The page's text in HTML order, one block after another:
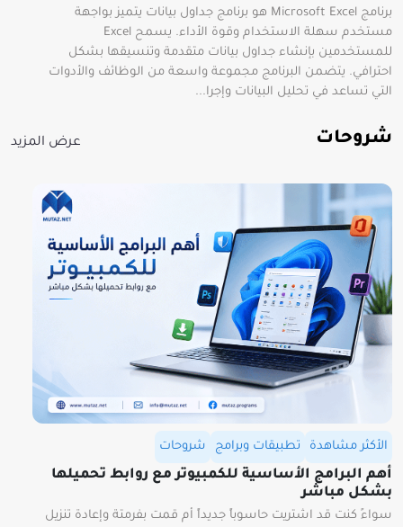
برنامج Microsoft Excel هو برنامج جداول بيانات يتميز بواجهة
مستخدم سهلة الاستخدام وقوة الأداء. يسمح Excel
للمستخدمين بإنشاء جداول بيانات متقدمة وتنسيقها بشكل
احترافي. يتضمن البرنامج مجموعة واسعة من الوظائف والأدوات
التي تساعد في تحليل البيانات وإجرا...
شروحات عرض المزيد
الأكثر مشاهدة تطبيقات وبرامج شروحات
أهم البرامج الأساسية للكمبيوتر مع روابط تحميلها
بشكل مباشر
سواءً كنت قد اشتريت حاسوباً جديداً أم قمت بفرمتة وإعادة تنزيل